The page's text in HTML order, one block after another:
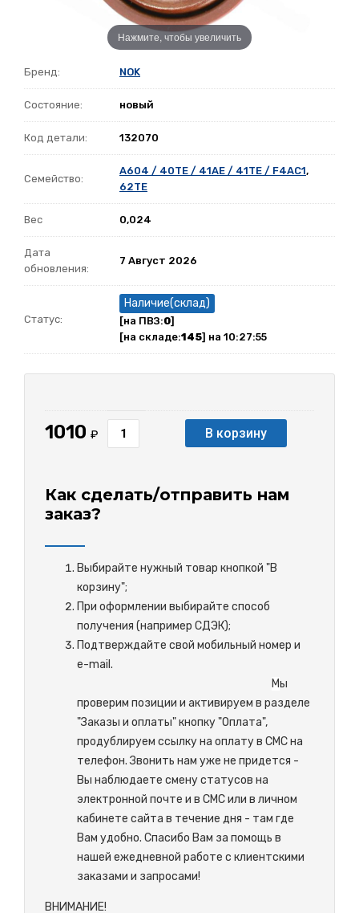
Нажмите, чтобы увеличить
Бренд: NOK
Состояние: новый
Код детали: 132070
Семейство:
A604 / 40TE / 41AE / 41TE / F4AC1,
62TE
Вес 0,024
Дата
обновления:
7 Август 2026
Статус:
Наличие(склад)
[на ПВЗ:0]
[на складе:145] на 10:27:55
1010 ₽ В корзину
Как сделать/отправить нам
заказ?
Выбирайте нужный товар кнопкой "В
корзину";
При оформлении выбирайте способ
получения (например СДЭК);
Подтверждайте свой мобильный номер и
e-mail.
Мы
проверим позиции и активируем в разделе
"Заказы и оплаты" кнопку "Оплата",
продублируем ссылку на оплату в СМС на
телефон. Звонить нам уже не придется -
Вы наблюдаете смену статусов на
электронной почте и в СМС или в личном
кабинете сайта в течение дня - там где
Вам удобно. Спасибо Вам за помощь в
нашей ежедневной работе с клиентскими
заказами и запросами!
ВНИМАНИЕ!